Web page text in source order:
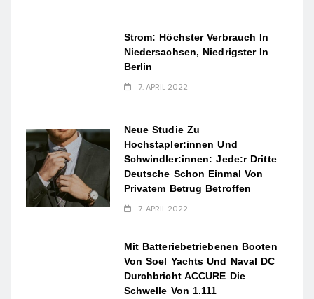
Strom: Höchster Verbrauch In
Niedersachsen, Niedrigster In
Berlin
7. APRIL 2022
Neue Studie Zu
Hochstapler:innen Und
Schwindler:innen: Jede:r Dritte
Deutsche Schon Einmal Von
Privatem Betrug Betroffen
7. APRIL 2022
Mit Batteriebetriebenen Booten
Von Soel Yachts Und Naval DC
Durchbricht ACCURE Die
Schwelle Von 1.111